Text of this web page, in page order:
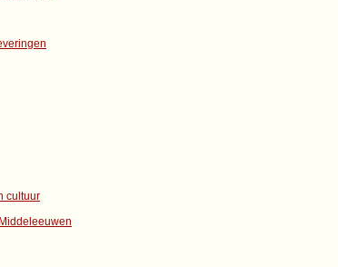
cultuur